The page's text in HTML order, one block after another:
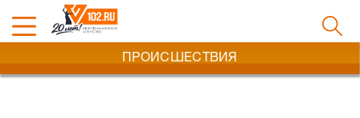
ПРОИСШЕСТВИЯ